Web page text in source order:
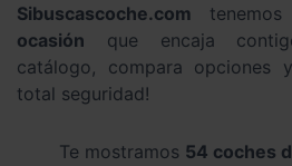
Sibuscascoche.com
ocasión que encaja
catálogo, compara
total seguridad!
Te mostramos 54 coches